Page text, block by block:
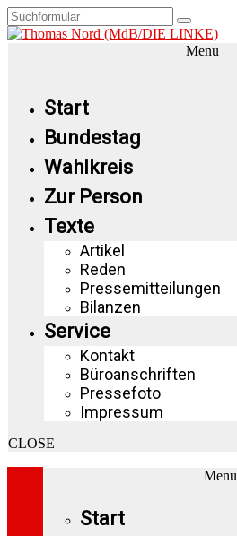
Menu
Start
Bundestag
Wahlkreis
Zur Person
Texte
Artikel
Reden
Pressemitteilungen
Bilanzen
Service
Kontakt
Büroanschriften
Pressefoto
Impressum
CLOSE
Menu
Start